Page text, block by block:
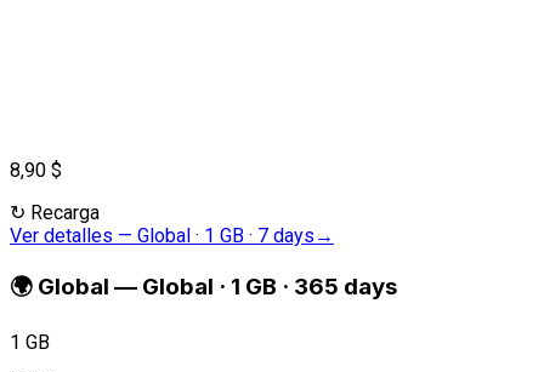
8,90 $
↻ Recarga
Ver detalles — Global · 1 GB · 7 days →
🌍 Global — Global · 1 GB · 365 days
1 GB